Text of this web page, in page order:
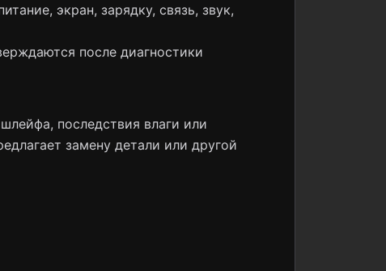
экран, зарядку, связь, звук,
после диагностики
последствия влаги или
замену детали или другой